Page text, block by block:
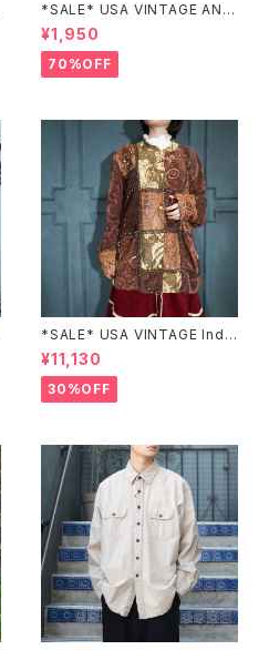
*SALE* USA VINTAGE ANN
EX HALF SLEEVE FLOWER
PATTERNED ONE PIECE/ア
メリカ古着半袖花柄ワンピース
¥1,950
70%OFF
*SALE* USA VINTAGE Indi
go moon PATCHWORK EM
BROIDERY DESIGN JACKE
T/アメリカ古着パッチワーク刺
繍ジャケット
¥11,130
30%OFF